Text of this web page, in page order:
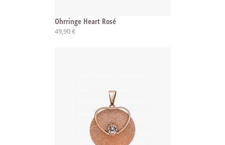
Ohrringe Heart Rosé
49,90 €